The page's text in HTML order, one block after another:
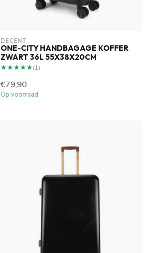
DECENT
ONE-CITY HANDBAGAGE KOFFER
ZWART 36L 55X38X20CM
★★★★★
★★★★★(1)
€79,90
Op voorraad